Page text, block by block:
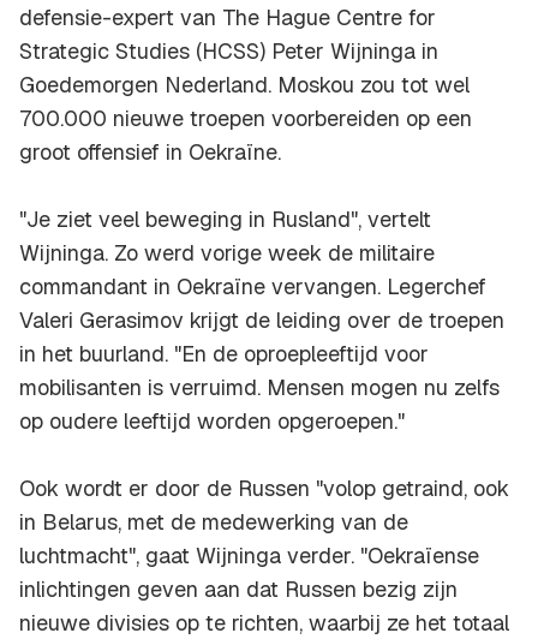
defensie-expert van The Hague Centre for
Strategic Studies (HCSS) Peter Wijninga in
Goedemorgen Nederland. Moskou zou tot wel
700.000 nieuwe troepen voorbereiden op een
groot offensief in Oekraïne.
"Je ziet veel beweging in Rusland", vertelt
Wijninga. Zo werd vorige week de militaire
commandant in Oekraïne vervangen. Legerchef
Valeri Gerasimov krijgt de leiding over de troepen
in het buurland. "En de oproepleeftijd voor
mobilisanten is verruimd. Mensen mogen nu zelfs
op oudere leeftijd worden opgeroepen."
Ook wordt er door de Russen "volop getraind, ook
in Belarus, met de medewerking van de
luchtmacht", gaat Wijninga verder. "Oekraïense
inlichtingen geven aan dat Russen bezig zijn
nieuwe divisies op te richten, waarbij ze het totaal